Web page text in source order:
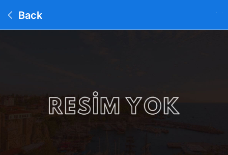
Back